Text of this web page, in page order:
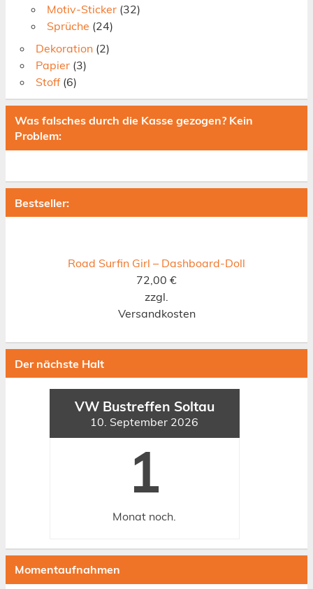
Motiv-Sticker (32)
Sprüche (24)
Dekoration (2)
Papier (3)
Stoff (6)
Was falsches durch die Kasse gezogen? Kein
Problem:
Bestseller:
Road Surfin Girl – Dashboard-Doll
72,00 €
zzgl.
Versandkosten
Der nächste Halt
VW Bustreffen Soltau
10. September 2026
1
Monat noch.
Momentaufnahmen